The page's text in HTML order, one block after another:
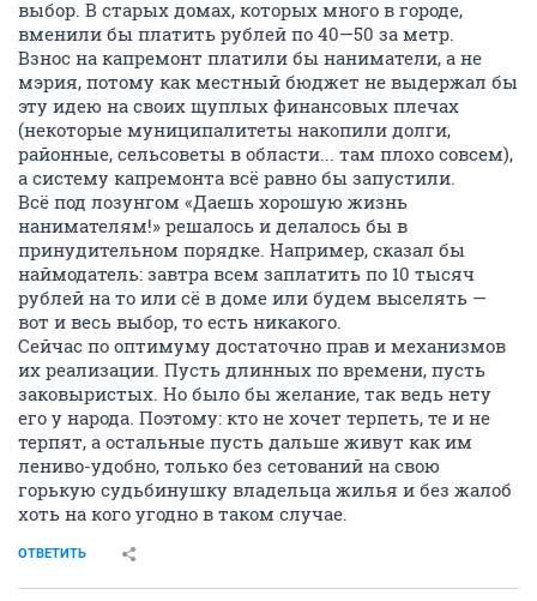
выбор. В старых домах, которых много в городе,
вменили бы платить рублей по 40—50 за метр.
Взнос на капремонт платили бы наниматели, а не
мэрия, потому как местный бюджет не выдержал бы
эту идею на своих щуплых финансовых плечах
(некоторые муниципалитеты накопили долги,
районные, сельсоветы в области... там плохо совсем),
а систему капремонта всё равно бы запустили.
Всё под лозунгом «Даешь хорошую жизнь
нанимателям!» решалось и делалось бы в
принудительном порядке. Например, сказал бы
наймодатель: завтра всем заплатить по 10 тысяч
рублей на то или сё в доме или будем выселять —
вот и весь выбор, то есть никакого.
Сейчас по оптимуму достаточно прав и механизмов
их реализации. Пусть длинных по времени, пусть
заковыристых. Но было бы желание, так ведь нету
его у народа. Поэтому: кто не хочет терпеть, те и не
терпят, а остальные пусть дальше живут как им
лениво-удобно, только без сетований на свою
горькую судьбинушку владельца жилья и без жалоб
хоть на кого угодно в таком случае.
ОТВЕТИТЬ